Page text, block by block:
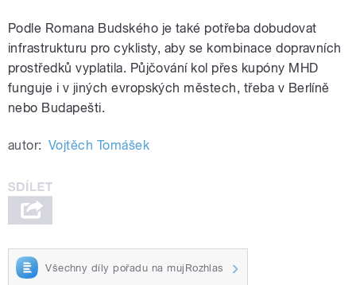
Podle Romana Budského je také potřeba dobudovat
infrastrukturu pro cyklisty, aby se kombinace dopravních
prostředků vyplatila. Půjčování kol přes kupóny MHD
funguje i v jiných evropských městech, třeba v Berlíně
nebo Budapešti.
autor: Vojtěch Tomášek
Všechny díly pořadu na mujRozhlas